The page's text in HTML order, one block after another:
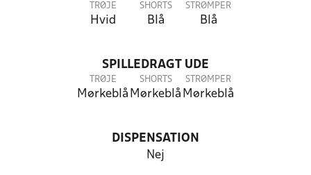
TRØJE
Hvid
SHORTS
Blå
STRØMPER
Blå
SPILLEDRAGT UDE
TRØJE
Mørkeblå
SHORTS
Mørkeblå
STRØMPER
Mørkeblå
DISPENSATION
Nej